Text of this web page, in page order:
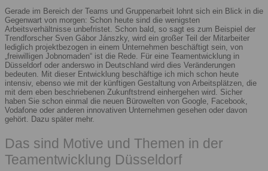
Gerade im Bereich der Teams und Gruppenarbeit lohnt sich ein Blick in die
Gegenwart von morgen: Schon heute sind die wenigsten
Arbeitsverhältnisse unbefristet. Schon bald, so sagt es zum Beispiel der
Trendforscher Sven Gábor Jánszky, wird ein großer Teil der Mitarbeiter
lediglich projektbezogen in einem Unternehmen beschäftigt sein, von
„freiwilligen Jobnomaden“ ist die Rede. Für eine Teamentwicklung in
Düsseldorf oder anderswo in Deutschland wird dies Veränderungen
bedeuten. Mit dieser Entwicklung beschäftige ich mich schon heute
intensiv, ebenso wie mit der künftigen Gestaltung von Arbeitsplätzen, die
mit dem eben beschriebenen Zukunftstrend einhergehen wird. Sicher
haben Sie schon einmal die neuen Bürowelten von Google, Facebook,
Vodafone oder anderen innovativen Unternehmen gesehen oder davon
gehört. Dazu später mehr.
Das sind Motive und Themen in der
Teamentwicklung Düsseldorf